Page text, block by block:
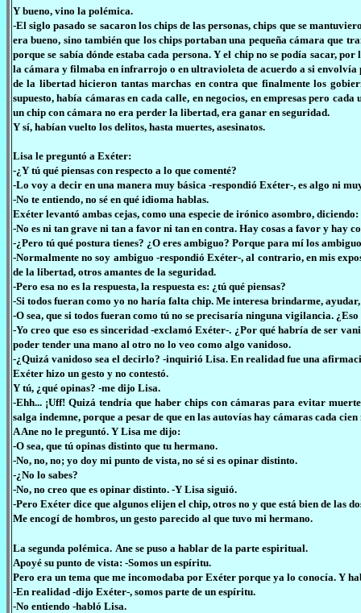
Y bueno, vino la polémica.
-El siglo pasado se sacaron los chips de las personas, chips que se
era bueno, sino también que los chips portaban una pequeña cámara que
porque se sabía dónde estaba cada persona. Y el chip no se podía sacar,
la cámara y filmaba en infrarrojo o en ultravioleta de acuerdo a si
de la libertad hicieron tantas marchas en contra que finalmente los
supuesto, había cámaras en cada calle, en negocios, en empresas pero
un chip con cámara no era perder la libertad, era ganar en seguridad.
Y sí, habían vuelto los delitos, hasta muertes, asesinatos.
Lisa le preguntó a Exéter:
-¿Y tú qué piensas con respecto a lo que comenté?
-Lo voy a decir en una manera muy básica -respondió Exéter-, es algo ni
-No te entiendo, no sé en qué idioma hablas.
Exéter levantó ambas cejas, como una especie de irónico asombro, diciendo:
-No es ni tan grave ni tan a favor ni tan en contra. Hay cosas a favor y hay
-¿Pero tú qué postura tienes? ¿O eres ambiguo? Porque para mí los
-Normalmente no soy ambiguo -respondió Exéter-, al contrario, en mis
de la libertad, otros amantes de la seguridad.
-Pero esa no es la respuesta, la respuesta es: ¿tú qué piensas?
-Si todos fueran como yo no haría falta chip. Me interesa brindarme,
-O sea, que si todos fueran como tú no se precisaría ninguna vigilancia.
-Yo creo que eso es sinceridad -exclamó Exéter-. ¿Por qué habría de ser
poder tender una mano al otro no lo veo como algo vanidoso.
-¿Quizá vanidoso sea el decirlo? -inquirió Lisa. En realidad fue una
Exéter hizo un gesto y no contestó.
Y tú, ¿qué opinas? -me dijo Lisa.
-Ehh... ¡Uff! Quizá tendría que haber chips con cámaras para evitar
salga indemne, porque a pesar de que en las autovías hay cámaras cada
A Ane no le preguntó. Y Lisa me dijo:
-O sea, que tú opinas distinto que tu hermano.
-No, no, no; yo doy mi punto de vista, no sé si es opinar distinto.
-¿No lo sabes?
-No, no creo que es opinar distinto. -Y Lisa siguió.
-Pero Exéter dice que algunos elijen el chip, otros no y que está bien de las
Me encogí de hombros, un gesto parecido al que tuvo mi hermano.
La segunda polémica. Ane se puso a hablar de la parte espiritual.
Apoyé su punto de vista: -Somos un espíritu.
Pero era un tema que me incomodaba por Exéter porque ya lo conocía. Y
-En realidad -dijo Exéter-, somos parte de un espíritu.
-No entiendo -habló Lisa.